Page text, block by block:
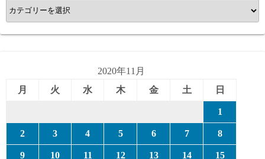
カ
テ
ゴ
2020年11月
月
火 水 木 金 土 日
1
2 3 4 5 6 7 8
9 10 11 12 13 14 15